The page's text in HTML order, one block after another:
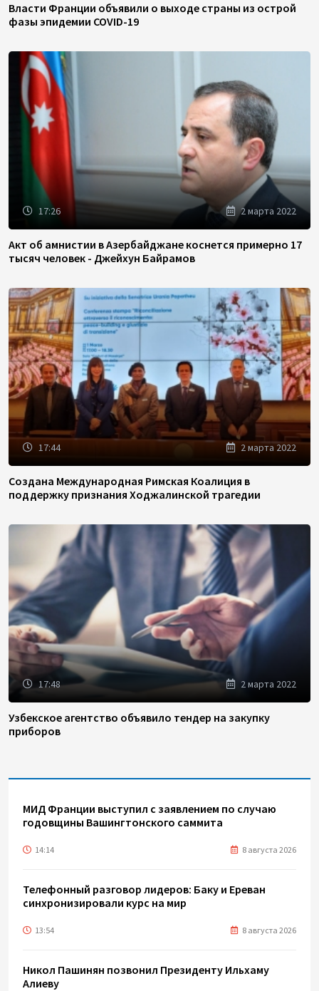
Власти Франции объявили о выходе страны из острой
фазы эпидемии COVID-19
17:26 2 марта 2022
Акт об амнистии в Азербайджане коснется примерно 17
тысяч человек - Джейхун Байрамов
17:44 2 марта 2022
Создана Международная Римская Коалиция в
поддержку признания Ходжалинской трагедии
17:48 2 марта 2022
Узбекское агентство объявило тендер на закупку
приборов
МИД Франции выступил с заявлением по случаю
годовщины Вашингтонского саммита
14:14 8 августа 2026
Телефонный разговор лидеров: Баку и Ереван
синхронизировали курс на мир
13:54 8 августа 2026
Никол Пашинян позвонил Президенту Ильхаму
Алиеву